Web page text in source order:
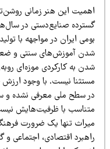
این هنر زمانی روشن‌تر
صنایع‌دستی در سال‌های
ایران در مواجهه با تولید
آموزش‌های سنتی و ضعف در
به کارکردی موزه‌ای روبه‌رو
نیست. با وجود ارزش
سطح ملی معرفی نشده و سهم آن
با ظرفیت‌هایش نیست. در
تنها یک ضرورت فرهنگی
اقتصادی، اجتماعی و